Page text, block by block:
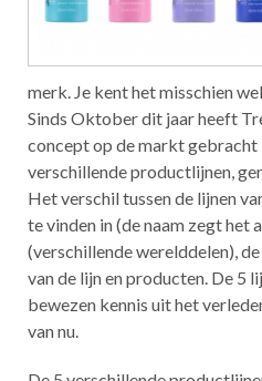
merk. Je kent het misschien
Sinds Oktober dit jaar heeft
concept op de markt gebracht
verschillende productlijnen,
Het verschil tussen de lijnen
te vinden in (de naam zegt het
(verschillende werelddelen),
van de lijn en producten. De 5
bewezen kennis uit het
van nu.